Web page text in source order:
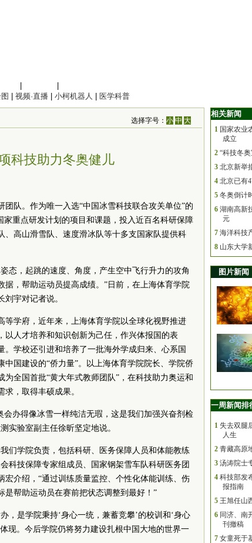
视频·直播 小柯机器人 医学科普
选择字号：小 中 大
科技助力冬奥健儿
队。作为唯一入选“中国冰雪科技联合攻关单位”的
重点研发计划的项目和课题，投入近百名科研保障
、高山滑雪队、速度滑冰队等十多支国家队提供科
态，起跳的速度、角度，产生空中飞行升力的攻角
，帮助运动员提高成绩。”日前，在上海体育学院
刘宇对记者说。
等学府，近年来，上海体育学院以全球化视野推进
以人才培养和知识创新为己任，作兴体报国的表
学校还引进和培养了一批海外学成归来、心系国
国建设的“侨力量”。以上海体育学院院长、学院侨
全国首批“黄大年式教师团队”，在科技助力奥运和
，取得丰硕成果。
会办得像冰雪一样纯洁无瑕，这是我们加强兴奋剂检
实验室副主任徐昕坚定地说。
们学院负责，包括科研、医务保障人员和体能教练
科技保障专家组成员、国家钢架雪车队科研医务团
宏介绍，“通过训练质量监控、个性化体能训练、伤
帮助运动员在赛前把状态调整到最好！”
，是学院秉持‘身心一统，兼蓄竞攀’的校训和‘身心
现。今后学院仍将努力建设扎根中国大地的世界一
相关新闻
1 国家农业
成立
2 “科技冬
3 北京新举
4 北京已有
5 冬奥倒计
6 湖南高新
元
7 海洋科技
8 山东大学
图片新闻
一周新闻排
1 失去双腿
人生
2 青藏高原
3 汤涛院士
4 科技部发
报指南
5 王旭任山
6 同济、南
刊撤稿
7 女童死于